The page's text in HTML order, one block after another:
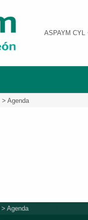
ASPAYM Castilla y León
ASPAYM CYL
>Agenda
> Agenda